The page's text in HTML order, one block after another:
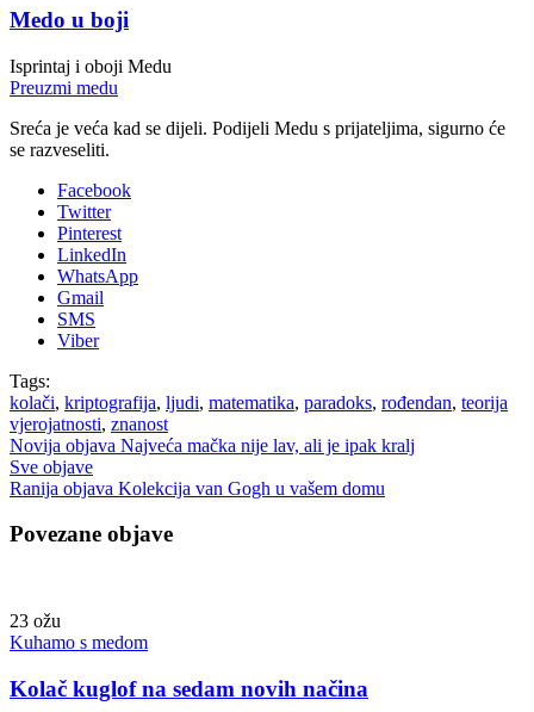
Medo u boji
Isprintaj i oboji Medu
Preuzmi medu
Sreća je veća kad se dijeli. Podijeli Medu s prijateljima, sigurno će
se razveseliti.
Facebook
Twitter
Pinterest
LinkedIn
WhatsApp
Gmail
SMS
Viber
Tags:
kolači, kriptografija, ljudi, matematika, paradoks, rođendan, teorija
vjerojatnosti, znanost
Novija objava Najveća mačka nije lav, ali je ipak kralj
Sve objave
Ranija objava Kolekcija van Gogh u vašem domu
Povezane objave
23 ožu
Kuhamo s medom
Kolač kuglof na sedam novih načina